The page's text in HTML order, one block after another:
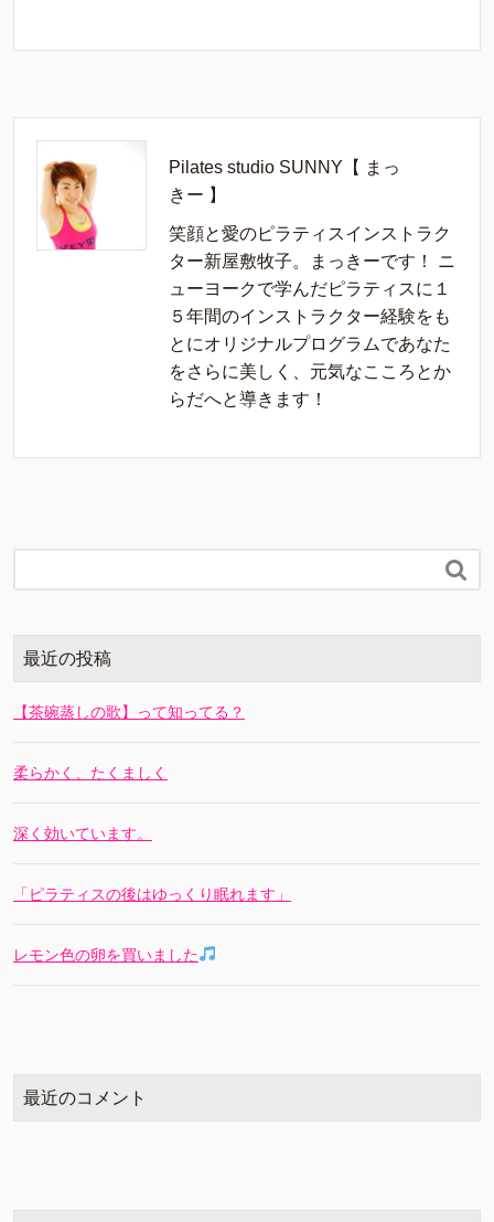
Pilates studio SUNNY【 まっ
きー 】
笑顔と愛のピラティスインストラク
ター新屋敷牧子。まっきーです！ ニ
ューヨークで学んだピラティスに１
５年間のインストラクター経験をも
とにオリジナルプログラムであなた
をさらに美しく、元気なこころとか
らだへと導きます！

最近の投稿
【茶碗蒸しの歌】って知ってる？
柔らかく、たくましく
深く効いています。
「ピラティスの後はゆっくり眠れます」
レモン色の卵を買いました
最近のコメント